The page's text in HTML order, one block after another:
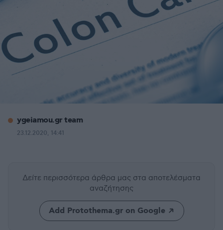
ygeiamou.gr team
23.12.2020, 14:41
Δείτε περισσότερα άρθρα μας στα αποτελέσματα
αναζήτησης
Add Protothema.gr on Google